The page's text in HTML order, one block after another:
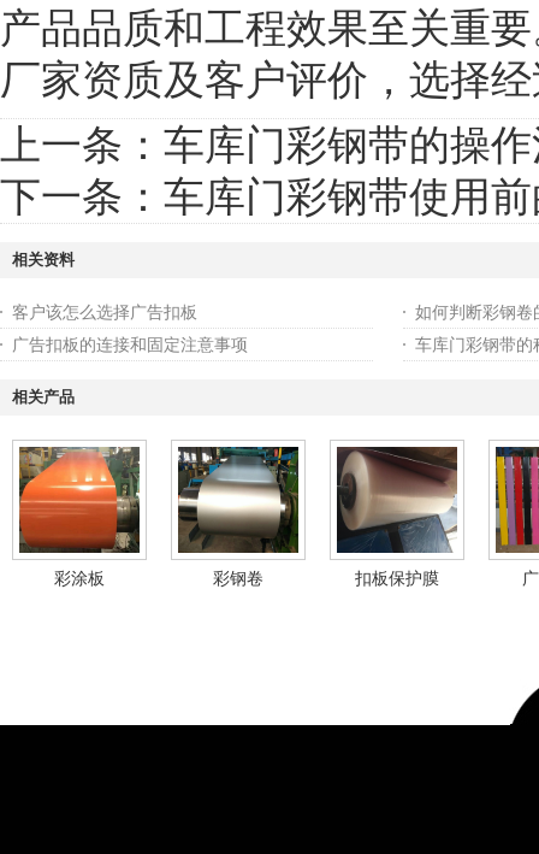
产品品质和工程效果至关重
厂家资质及客户评价，选择
上一条： 车库门彩钢带的操
下一条： 车库门彩钢带使用
相关资料
客户该怎么选择广告扣板
如何判断彩钢卷
广告扣板的连接和固定注意事项
车库门彩钢带的
相关产品
彩涂板 彩钢卷 扣板保护膜